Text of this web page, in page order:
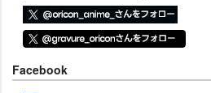
Facebook